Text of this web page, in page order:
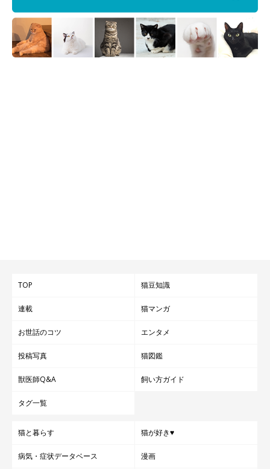
髪の毛ではないけれど、人の髪に共通する部分もある猫の被毛。
その被毛がつくる愛猫オリジナルの毛柄を、思う存分楽しんでく
TOP 猫豆知識
連載 猫マンガ
お世話のコツ エンタメ
投稿写真 猫図鑑
獣医師Q&A 飼い方ガイド
タグ一覧
猫と暮らす 猫が好き♥
病気・症状データベース 漫画